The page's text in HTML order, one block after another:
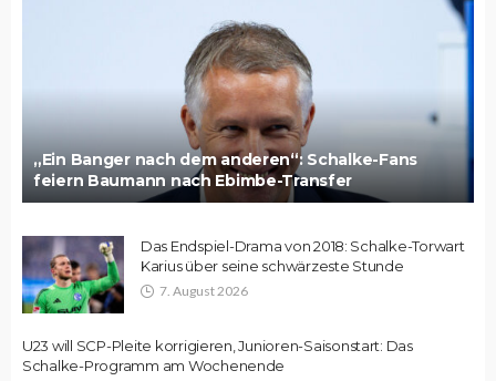
„Ein Banger nach dem anderen“: Schalke-Fans
feiern Baumann nach Ebimbe-Transfer
Das Endspiel-Drama von 2018: Schalke-Torwart
Karius über seine schwärzeste Stunde
7. August 2026
U23 will SCP-Pleite korrigieren, Junioren-Saisonstart: Das
Schalke-Programm am Wochenende